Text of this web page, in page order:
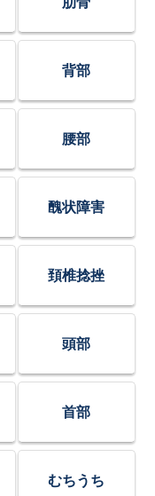
背部
腰部
醜状障害
頚椎捻挫
頭部
首部
むちうち